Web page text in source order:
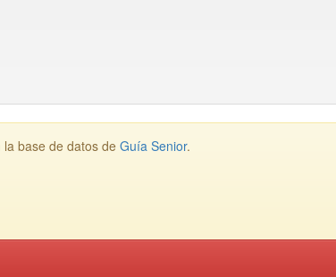
la base de datos de Guía Senior.